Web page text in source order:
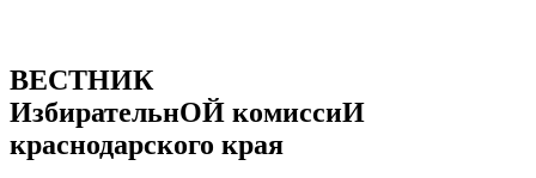
ВЕСТНИК
ИзбирательнОЙ комиссиИ
краснодарского края